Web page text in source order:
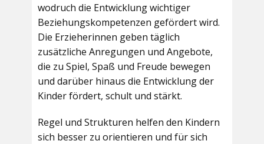
wodruch die Entwicklung wichtiger
Beziehungskompetenzen gefördert wird.
Die Erzieherinnen geben täglich
zusätzliche Anregungen und Angebote,
die zu Spiel, Spaß und Freude bewegen
und darüber hinaus die Entwicklung der
Kinder fördert, schult und stärkt.
Regel und Strukturen helfen den Kindern
sich besser zu orientieren und für sich